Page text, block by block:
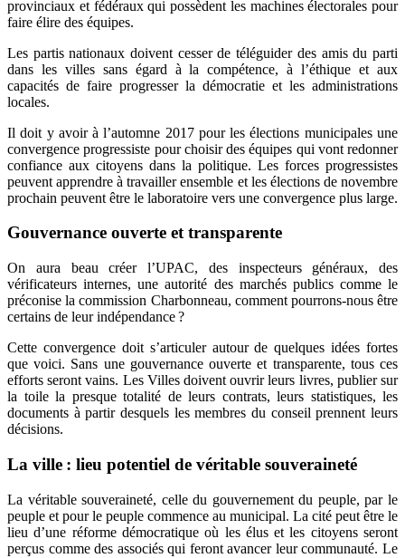
provinciaux et fédéraux qui possèdent les machines électorales pour
faire élire des équipes.
Les partis nationaux doivent cesser de téléguider des amis du parti
dans les villes sans égard à la compétence, à l’éthique et aux
capacités de faire progresser la démocratie et les administrations
locales.
Il doit y avoir à l’automne 2017 pour les élections municipales une
convergence progressiste pour choisir des équipes qui vont redonner
confiance aux citoyens dans la politique. Les forces progressistes
peuvent apprendre à travailler ensemble et les élections de novembre
prochain peuvent être le laboratoire vers une convergence plus large.
Gouvernance ouverte et transparente
On aura beau créer l’UPAC, des inspecteurs généraux, des
vérificateurs internes, une autorité des marchés publics comme le
préconise la commission Charbonneau, comment pourrons-nous être
certains de leur indépendance ?
Cette convergence doit s’articuler autour de quelques idées fortes
que voici. Sans une gouvernance ouverte et transparente, tous ces
efforts seront vains. Les Villes doivent ouvrir leurs livres, publier sur
la toile la presque totalité de leurs contrats, leurs statistiques, les
documents à partir desquels les membres du conseil prennent leurs
décisions.
La ville : lieu potentiel de véritable souveraineté
La véritable souveraineté, celle du gouvernement du peuple, par le
peuple et pour le peuple commence au municipal. La cité peut être le
lieu d’une réforme démocratique où les élus et les citoyens seront
perçus comme des associés qui feront avancer leur communauté. Le